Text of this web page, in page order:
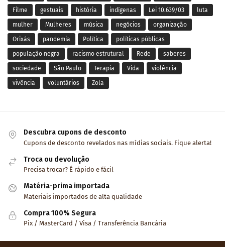
Filme gestuais história indígenas Lei 10.639/03 luta
mulher Mulheres música negócios organização
Orixás pandemia Política políticas públicas
população negra racismo estrutural Rede saberes
sociedade São Paulo Terapia Vida violência
vivência voluntários Zola
Descubra cupons de desconto
Cupons de desconto revelados nas mídias sociais. Fique alerta!
Troca ou devolução
Precisa trocar? É rápido e fácil
Matéria-prima importada
Materiais importados de alta qualidade
Compra 100% Segura
Pix / MasterCard / Visa / Transferência Bancária